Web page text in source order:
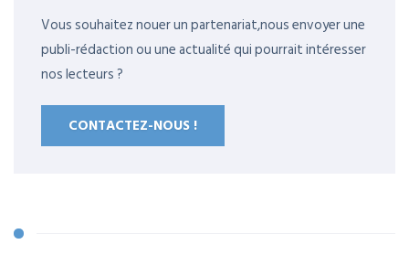
Vous souhaitez nouer un partenariat,nous envoyer une
publi-rédaction ou une actualité qui pourrait intéresser
nos lecteurs ?
CONTACTEZ-NOUS !